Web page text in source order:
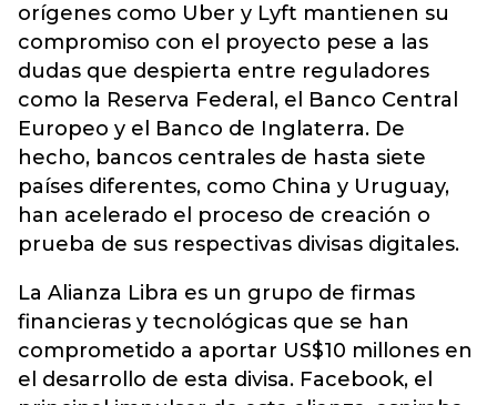
orígenes como Uber y Lyft mantienen su
compromiso con el proyecto pese a las
dudas que despierta entre reguladores
como la Reserva Federal, el Banco Central
Europeo y el Banco de Inglaterra. De
hecho, bancos centrales de hasta siete
países diferentes, como China y Uruguay,
han acelerado el proceso de creación o
prueba de sus respectivas divisas digitales.
La Alianza Libra es un grupo de firmas
financieras y tecnológicas que se han
comprometido a aportar US$10 millones en
el desarrollo de esta divisa. Facebook, el